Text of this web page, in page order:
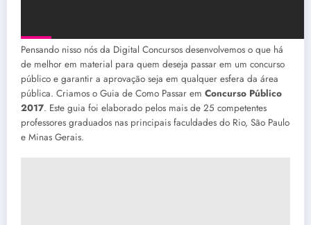
Pensando nisso nós da Digital Concursos desenvolvemos o que há
de melhor em material para quem deseja passar em um concurso
público e garantir a aprovação seja em qualquer esfera da área
pública. Criamos o Guia de Como Passar em Concurso Público
2017. Este guia foi elaborado pelos mais de 25 competentes
professores graduados nas principais faculdades do Rio, São Paulo
e Minas Gerais.